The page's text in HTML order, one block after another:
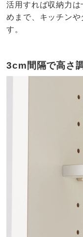
活用すれば収納力
めまで、キッチンや
す。
3cm間隔で高さ